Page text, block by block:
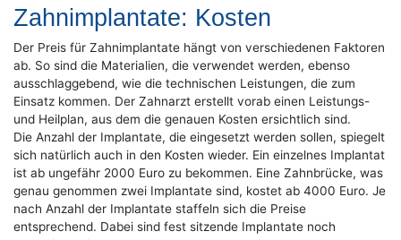
Zahnimplantate: Kosten
Der Preis für Zahnimplantate hängt von verschiedenen Faktoren
ab. So sind die Materialien, die verwendet werden, ebenso
ausschlaggebend, wie die technischen Leistungen, die zum
Einsatz kommen. Der Zahnarzt erstellt vorab einen Leistungs-
und Heilplan, aus dem die genauen Kosten ersichtlich sind.
Die Anzahl der Implantate, die eingesetzt werden sollen, spiegelt
sich natürlich auch in den Kosten wieder. Ein einzelnes Implantat
ist ab ungefähr 2000 Euro zu bekommen. Eine Zahnbrücke, was
genau genommen zwei Implantate sind, kostet ab 4000 Euro. Je
nach Anzahl der Implantate staffeln sich die Preise
entsprechend. Dabei sind fest sitzende Implantate noch